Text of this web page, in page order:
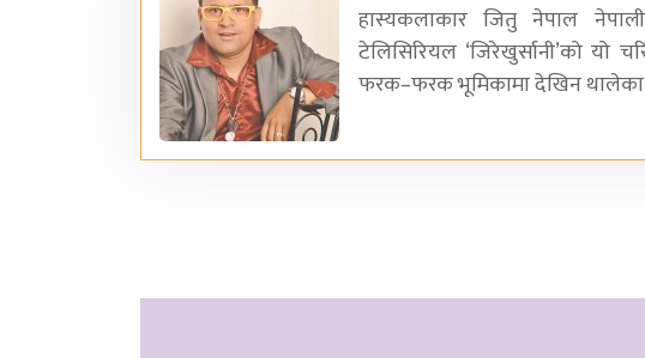
हास्यकलाकार जितु नेपाल
टेलिसिरियल ‘जिरेखुर्सानी’को यो
फरक–फरक भूमिकामा देखिन थालेका